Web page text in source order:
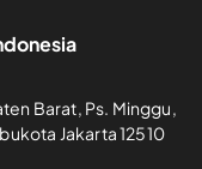
Barat, Ps. Minggu,
Jakarta 12510